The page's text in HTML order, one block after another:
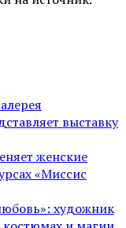
выставку
женские
«Миссис
художник